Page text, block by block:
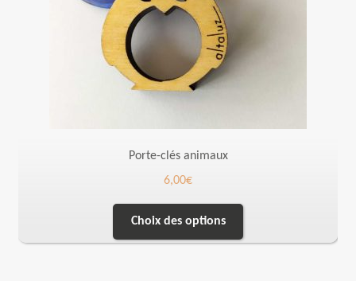
Porte-clés animaux
6,00€
Choix des options